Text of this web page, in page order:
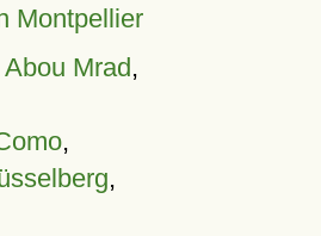
Montpellier
Mrad,
,
,